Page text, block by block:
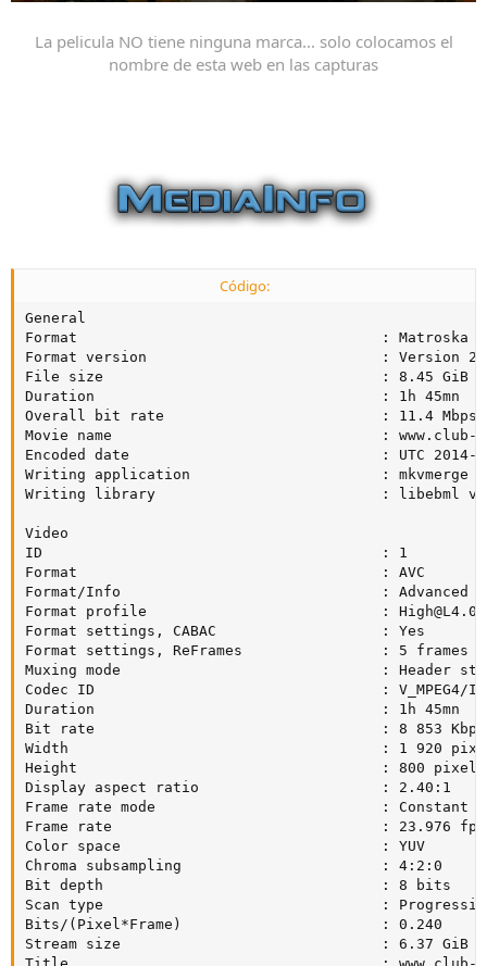
La pelicula NO tiene ninguna marca... solo colocamos el
nombre de esta web en las capturas
Código:
General
Format                                   : Matroska
Format version                           : Version 2
File size                                : 8.45 GiB
Duration                                 : 1h 45mn
Overall bit rate                         : 11.4 Mbps
Movie name                               : www.club-
Encoded date                             : UTC 2014-
Writing application                      : mkvmerge
Writing library                          : libebml
Video
ID                                       : 1
Format                                   : AVC
Format/Info                              : Advanced
Format profile                           : High@L4.0
Format settings, CABAC                   : Yes
Format settings, ReFrames                : 5 frames
Muxing mode                              : Header
Codec ID                                 : V_MPEG4/
Duration                                 : 1h 45mn
Bit rate                                 : 8 853 Kbps
Width                                    : 1 920
Height                                   : 800 pixels
Display aspect ratio                     : 2.40:1
Frame rate mode                          : Constant
Frame rate                               : 23.976 fps
Color space                              : YUV
Chroma subsampling                       : 4:2:0
Bit depth                                : 8 bits
Scan type                                :
Bits/(Pixel*Frame)                       : 0.240
Stream size                              : 6.37 GiB